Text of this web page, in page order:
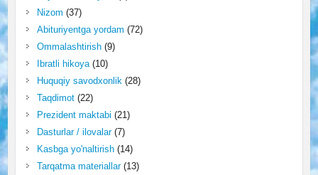
Nizom (37)
Abituriyentga yordam (72)
Ommalashtirish(9)
Ibratli hikoya(10)
Huquqiy savodxonlik(28)
Taqdimot(22)
Prezident maktabi (21)
Dasturlar / ilovalar(7)
Kasbga yo'naltirish(14)
Tarqatma materiallar(13)